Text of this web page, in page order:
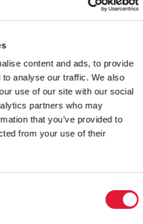
content and ads, to provide
analyse our traffic. We also
use of our site with our social
partners who may
that you’ve provided to
from your use of their
темы здорового образа
более 44% из
По результатам
заполняли перед
около 80%
приобрели новые
предоставив более чем
«равный-равному»